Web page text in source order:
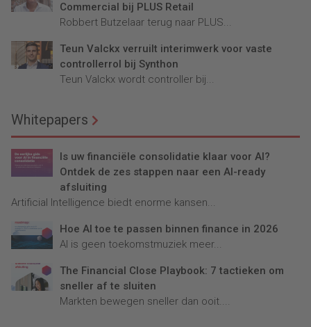
Commercial bij PLUS Retail
Robbert Butzelaar terug naar PLUS...
Teun Valckx verruilt interimwerk voor vaste
controllerrol bij Synthon
Teun Valckx wordt controller bij...
Whitepapers
Is uw financiële consolidatie klaar voor AI?
Ontdek de zes stappen naar een AI-ready
afsluiting
Artificial Intelligence biedt enorme kansen...
Hoe AI toe te passen binnen finance in 2026
AI is geen toekomstmuziek meer...
The Financial Close Playbook: 7 tactieken om
sneller af te sluiten
Markten bewegen sneller dan ooit....